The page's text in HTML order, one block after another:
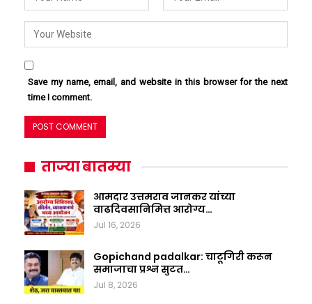
Save my name, email, and website in this browser for the next
time I comment.
ताज्या बातम्या
आमदार उत्तमराव जानकर यांच्या
वाढदिवसानिमित्त आरोग्य…
Jul 16, 2026
Gopichand padalkar: चाटूगिरी करून
समाजाचा प्रश्न सुटत…
Jul 8, 2026